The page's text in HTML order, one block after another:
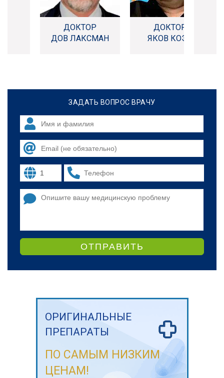
ДОКТОР
ДОВ ЛАКСМАН
ДОКТОР
ЯКОВ КОЭН
ЗАДАТЬ ВОПРОС ВРАЧУ
ОТПРАВИТЬ
ОРИГИНАЛЬНЫЕ
ПРЕПАРАТЫ
ПО САМЫМ НИЗКИМ
ЦЕНАМ!